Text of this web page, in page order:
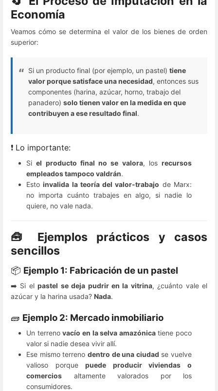
Economía
Veamos cómo se determina el valor de los bienes de orden
superior:
Si un producto final (por ejemplo, un pastel) tiene
valor porque satisface una necesidad, entonces sus
componentes (harina, azúcar, horno, trabajo del
panadero) solo tienen valor en la medida en que
contribuyen a ese resultado final.
❗ Lo importante:
Siel producto final no se valora, los recursos
empleados tampoco valdrán.
Estoinvalida la teoría del valor-trabajo de Marx:
no importa cuánto trabajes en algo, si nadie lo
quiere, no vale nada.
🧰 Ejemplos prácticos y casos
sencillos
📦 Ejemplo 1: Fabricación de un pastel
➡️ Si elpastel se deja pudrir en la vitrina, ¿cuánto vale el
azúcar y la harina usada? Nada.
🧱 Ejemplo 2: Mercado inmobiliario
Un terrenovacío en la selva amazónicatiene poco
valor si nadie desea vivir allí.
Ese mismo terreno dentro de una ciudad se vuelve
valioso porquepuede producir viviendas o
comercios altamente valorados por los
consumidores.